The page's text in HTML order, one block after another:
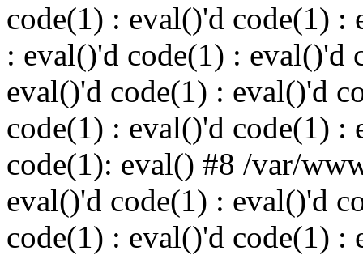
code(1) : eval()'d code(1) :
: eval()'d code(1) : eval()'d
eval()'d code(1) : eval()'d
code(1) : eval()'d code(1) :
code(1): eval() #8 /var/
eval()'d code(1) : eval()'d
code(1) : eval()'d code(1) :